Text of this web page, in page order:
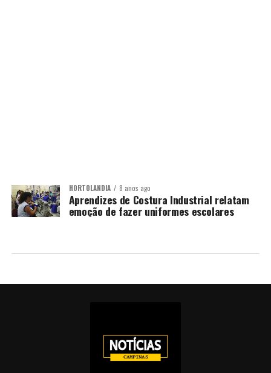
HORTOLÂNDIA 8 anos ago
Aprendizes de Costura Industrial relatam
emoção de fazer uniformes escolares